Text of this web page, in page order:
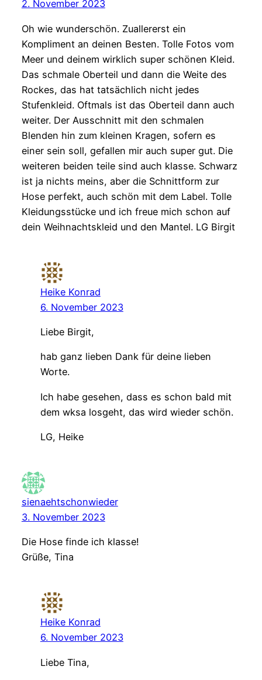
2. November 2023
Oh wie wunderschön. Zuallererst ein
Kompliment an deinen Besten. Tolle Fotos vom
Meer und deinem wirklich super schönen Kleid.
Das schmale Oberteil und dann die Weite des
Rockes, das hat tatsächlich nicht jedes
Stufenkleid. Oftmals ist das Oberteil dann auch
weiter. Der Ausschnitt mit den schmalen
Blenden hin zum kleinen Kragen, sofern es
einer sein soll, gefallen mir auch super gut. Die
weiteren beiden teile sind auch klasse. Schwarz
ist ja nichts meins, aber die Schnittform zur
Hose perfekt, auch schön mit dem Label. Tolle
Kleidungsstücke und ich freue mich schon auf
dein Weihnachtskleid und den Mantel. LG Birgit
Heike Konrad
6. November 2023
Liebe Birgit,
hab ganz lieben Dank für deine lieben
Worte.
Ich habe gesehen, dass es schon bald mit
dem wksa losgeht, das wird wieder schön.
LG, Heike
sienaehtschonwieder
3. November 2023
Die Hose finde ich klasse!
Grüße, Tina
Heike Konrad
6. November 2023
Liebe Tina,